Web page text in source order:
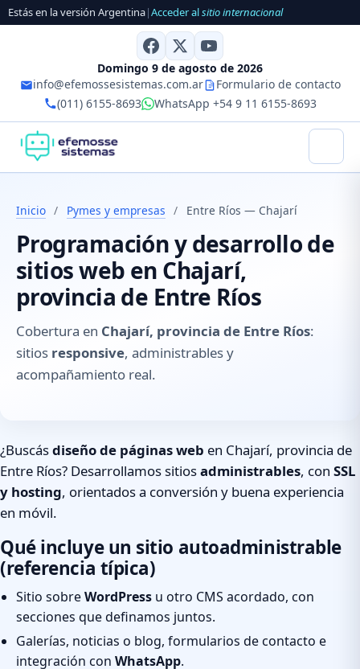
Estás en la versión Argentina|Acceder alsitio internacional
Domingo 9 de agosto de 2026
info@efemossesistemas.com.ar
Formulario de contacto
(011) 6155-8693
WhatsApp +54 9 11 6155-8693
Inicio / Pymes y empresas / Entre Ríos — Chajarí
Programación y desarrollo de
sitios web en Chajarí,
provincia de Entre Ríos
Cobertura en Chajarí, provincia de Entre Ríos:
sitios responsive, administrables y
acompañamiento real.
¿Buscásdiseño de páginas web en Chajarí, provincia de
Entre Ríos? Desarrollamos sitiosadministrables, con SSL
y hosting, orientados a conversión y buena experiencia
en móvil.
Qué incluye un sitio autoadministrable
(referencia típica)
Sitio sobreWordPress u otro CMS acordado, con
secciones que definamos juntos.
Galerías, noticias o blog, formularios de contacto e
integración con WhatsApp.